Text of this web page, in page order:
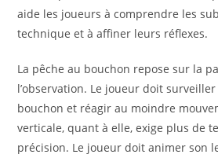
aide les joueurs à comprendre les
technique et à affiner leurs réflexes.
La pêche au bouchon repose sur la
l’observation. Le joueur doit
bouchon et réagir au moindre
verticale, quant à elle, exige plus de
précision. Le joueur doit animer son